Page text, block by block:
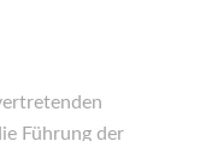
Führung der